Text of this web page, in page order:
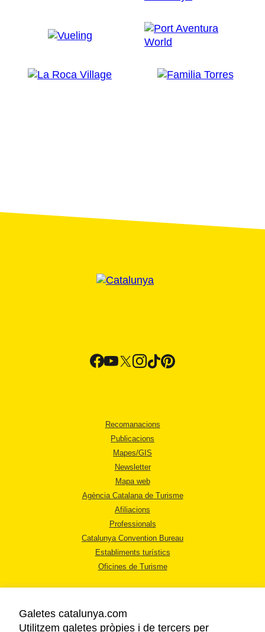
Recomanacions
Publicacions
Mapes/GIS
Newsletter
Mapa web
Agència Catalana de Turisme
Afiliacions
Professionals
Catalunya Convention Bureau
Establiments turístics
Oficines de Turisme
Galetes catalunya.com
Utilitzem galetes pròpies i de tercers per